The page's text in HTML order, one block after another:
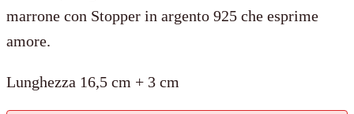
marrone con Stopper in argento 925 che esprime
amore.
Lunghezza 16,5 cm + 3 cm